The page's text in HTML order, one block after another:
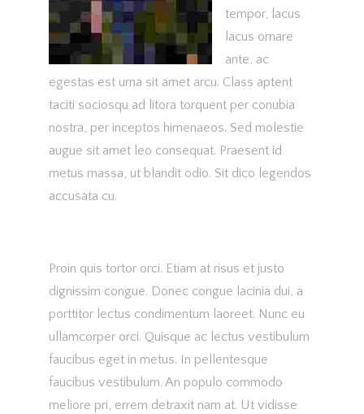
tempor, lacus
lacus ornare
ante, ac
egestas est urna sit amet arcu. Class aptent
taciti sociosqu ad litora torquent per conubia
nostra, per inceptos himenaeos. Sed molestie
augue sit amet leo consequat. Praesent id
metus massa, ut blandit odio. Sit dico legendos
accusata cu.
Proin quis tortor orci. Etiam at risus et justo
dignissim congue. Donec congue lacinia dui, a
porttitor lectus condimentum laoreet. Nunc eu
ullamcorper orci. Quisque ac lectus vestibulum
faucibus eget in metus. In pellentesque
faucibus vestibulum. An populo commodo
meliore pri, errem detraxit nam at. Ut vidisse